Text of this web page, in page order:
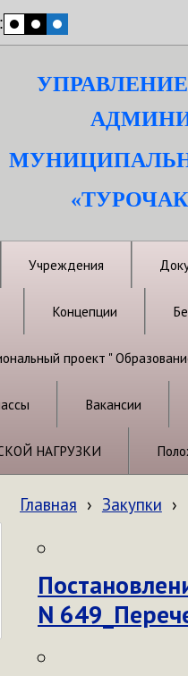
Учреждения
Концепции
проект "
Вакансии
НАГРУЗКИ
Главная › Закупки ›
N